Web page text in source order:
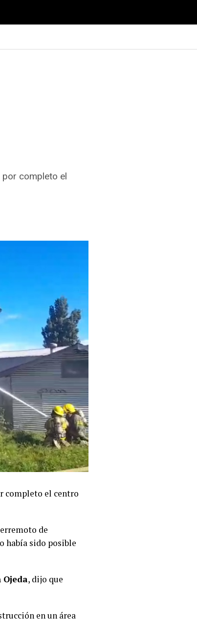
por completo el
completo el centro
de
había sido posible
, dijo que
en un área